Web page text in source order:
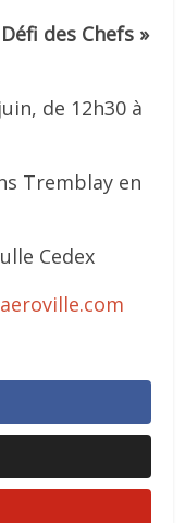
des Chefs »
de 12h30 à
Tremblay en
Cedex